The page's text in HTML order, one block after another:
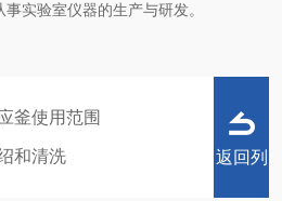
实验室仪器的生产与研发。
釜使用范围
和清洗 返回列